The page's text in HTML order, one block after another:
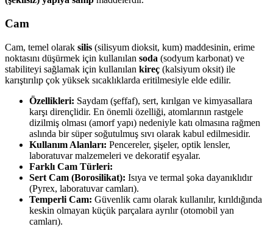
Cam
Cam, temel olarak silis (silisyum dioksit, kum) maddesinin, erime
noktasını düşürmek için kullanılan soda (sodyum karbonat) ve
stabiliteyi sağlamak için kullanılan kireç (kalsiyum oksit) ile
karıştırılıp çok yüksek sıcaklıklarda eritilmesiyle elde edilir.
Özellikleri: Saydam (şeffaf), sert, kırılgan ve kimyasallara
karşı dirençlidir. En önemli özelliği, atomlarının rastgele
dizilmiş olması (amorf yapı) nedeniyle katı olmasına rağmen
aslında bir süper soğutulmuş sıvı olarak kabul edilmesidir.
Kullanım Alanları: Pencereler, şişeler, optik lensler,
laboratuvar malzemeleri ve dekoratif eşyalar.
Farklı Cam Türleri:
Sert Cam (Borosilikat): Isıya ve termal şoka dayanıklıdır
(Pyrex, laboratuvar camları).
Temperli Cam: Güvenlik camı olarak kullanılır, kırıldığında
keskin olmayan küçük parçalara ayrılır (otomobil yan
camları).